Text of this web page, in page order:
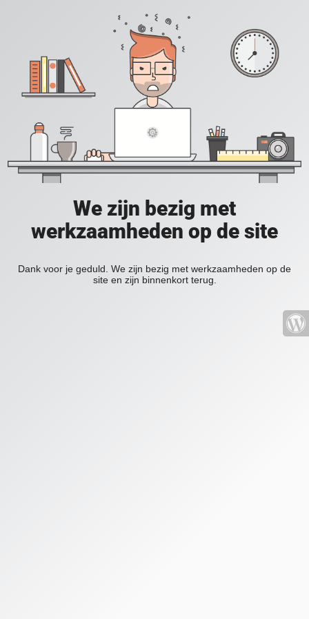
We zijn bezig met
werkzaamheden op de site
Dank voor je geduld. We zijn bezig met werkzaamheden op de
site en zijn binnenkort terug.